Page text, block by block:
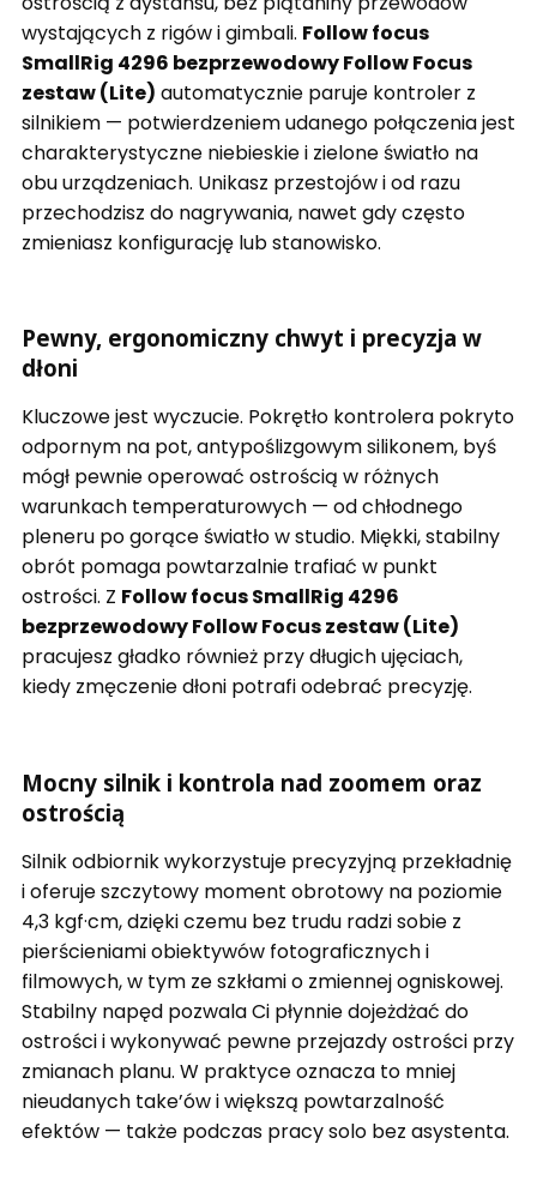
wystających z rigów i gimbali. Follow focus
SmallRig 4296 bezprzewodowy Follow Focus
zestaw (Lite) automatycznie paruje kontroler z
silnikiem — potwierdzeniem udanego połączenia jest
charakterystyczne niebieskie i zielone światło na
obu urządzeniach. Unikasz przestojów i od razu
przechodzisz do nagrywania, nawet gdy często
zmieniasz konfigurację lub stanowisko.
Pewny, ergonomiczny chwyt i precyzja w
dłoni
Kluczowe jest wyczucie. Pokrętło kontrolera pokryto
odpornym na pot, antypoślizgowym silikonem, byś
mógł pewnie operować ostrością w różnych
warunkach temperaturowych — od chłodnego
pleneru po gorące światło w studio. Miękki, stabilny
obrót pomaga powtarzalnie trafiać w punkt
ostrości. Z Follow focus SmallRig 4296
bezprzewodowy Follow Focus zestaw (Lite)
pracujesz gładko również przy długich ujęciach,
kiedy zmęczenie dłoni potrafi odebrać precyzję.
Mocny silnik i kontrola nad zoomem oraz
ostrością
Silnik odbiornik wykorzystuje precyzyjną przekładnię
i oferuje szczytowy moment obrotowy na poziomie
4,3 kgf·cm, dzięki czemu bez trudu radzi sobie z
pierścieniami obiektywów fotograficznych i
filmowych, w tym ze szkłami o zmiennej ogniskowej.
Stabilny napęd pozwala Ci płynnie dojeżdżać do
ostrości i wykonywać pewne przejazdy ostrości przy
zmianach planu. W praktyce oznacza to mniej
nieudanych take’ów i większą powtarzalność
efektów — także podczas pracy solo bez asystenta.